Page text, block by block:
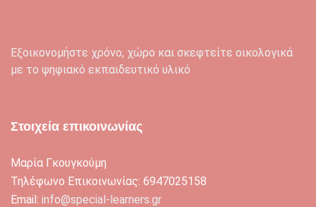
Εξοικονομήστε χρόνο, χώρο και σκεφτείτε οικολογικά
με το ψηφιακό εκπαιδευτικό υλικό
Στοιχεία επικοινωνίας
Μαρία Γκουγκούμη
Τηλέφωνο Επικοινωνίας: 6947025158
Email: info@special-learners.gr